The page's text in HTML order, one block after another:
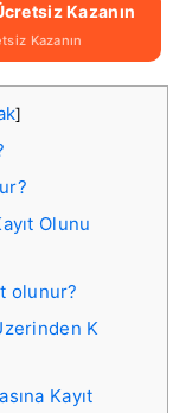
Kazanın
Kazanın
]
Olunu
olunur?
K
Kayıt